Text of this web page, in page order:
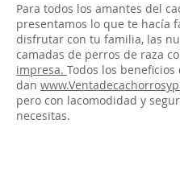
Para todos los amantes del
presentamos lo que te hacía
disfrutar con tu familia, las
camadas de perros de raza
impresa. Todos los beneficios
dan
pero con lacomodidad y
necesitas.